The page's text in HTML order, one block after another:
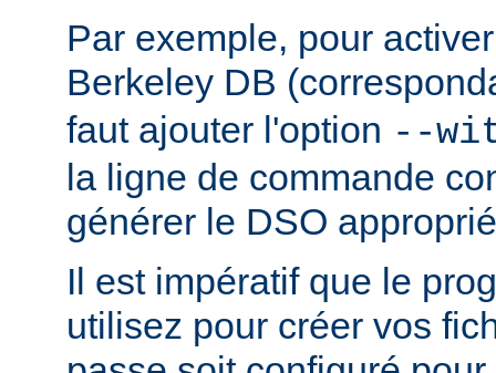
Par exemple, pour
Berkeley DB
faut ajouter l'option --
la ligne de commande
générer le DSO
Il est impératif que le
utilisez pour créer vos